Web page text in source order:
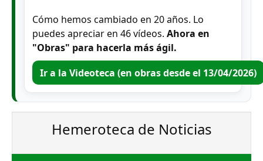
Cómo hemos cambiado en 20 años. Lo
puedes apreciar en 46 vídeos. Ahora en
"Obras" para hacerla más ágil.
Ir a la Videoteca (en obras desde el 13/04/2026)
Hemeroteca de Noticias